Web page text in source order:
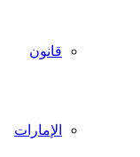
قانون
الإمارات